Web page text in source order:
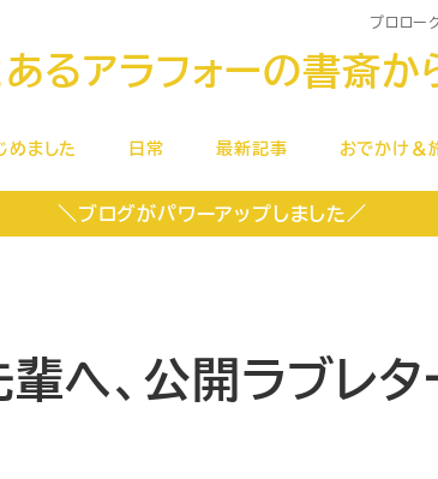
プロロー
あるアラフォーの書斎か
めました 日常 最新記事 おでかけ＆
＼ブログがパワーアップしました／
へ、公開ラブレタ